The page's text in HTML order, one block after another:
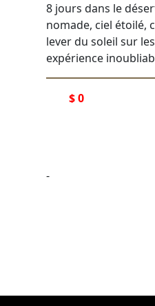
8 jours dans le
nomade, ciel étoilé,
lever du soleil sur
expérience
$ 0
-